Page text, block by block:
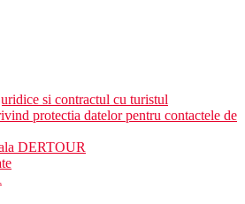
si contractul cu turistul
protectia datelor pentru contactele de
DERTOUR